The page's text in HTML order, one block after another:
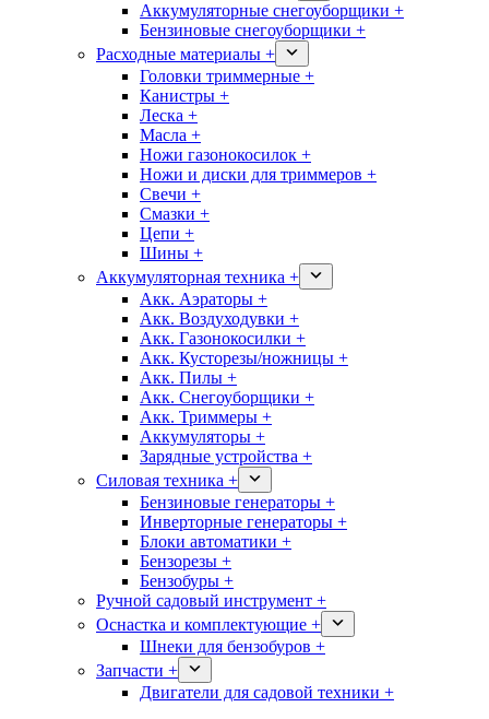
Аккумуляторные снегоуборщики +
Бензиновые снегоуборщики +
Расходные материалы +
Головки триммерные +
Канистры +
Леска +
Масла +
Ножи газонокосилок +
Ножи и диски для триммеров +
Свечи +
Смазки +
Цепи +
Шины +
Аккумуляторная техника +
Акк. Аэраторы +
Акк. Воздуходувки +
Акк. Газонокосилки +
Акк. Кусторезы/ножницы +
Акк. Пилы +
Акк. Снегоуборщики +
Акк. Триммеры +
Аккумуляторы +
Зарядные устройства +
Силовая техника +
Бензиновые генераторы +
Инверторные генераторы +
Блоки автоматики +
Бензорезы +
Бензобуры +
Ручной садовый инструмент +
Оснастка и комплектующие +
Шнеки для бензобуров +
Запчасти +
Двигатели для садовой техники +